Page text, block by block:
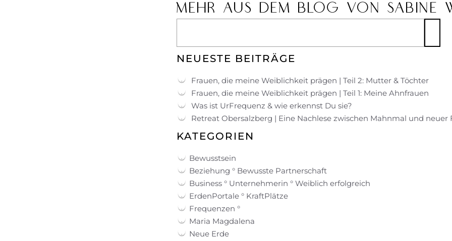
MEHR AUS DEM BLOG VON SABINE
NEUESTE BEITRÄGE
Frauen, die meine Weiblichkeit prägen | Teil 2: Mutter & Töchter
Frauen, die meine Weiblichkeit prägen | Teil 1: Meine Ahnfrauen
Was ist UrFrequenz & wie erkennst Du sie?
Retreat Obersalzberg | Eine Nachlese zwischen Mahnmal und neuer
KATEGORIEN
Bewusstsein
Beziehung ° Bewusste Partnerschaft
Business ° Unternehmerin ° Weiblich erfolgreich
ErdenPortale ° KraftPlätze
Frequenzen °
Maria Magdalena
Neue Erde